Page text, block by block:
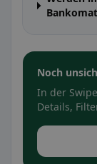
Noch
In der
Details,